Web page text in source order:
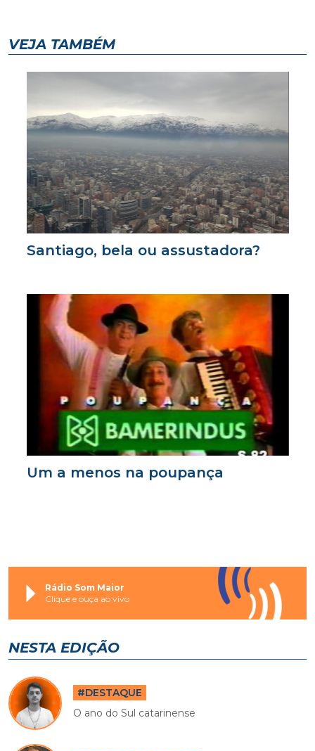
VEJA TAMBÉM
Santiago, bela ou assustadora?
Um a menos na poupança
Rádio Som Maior
Clique e ouça ao vivo
NESTA EDIÇÃO
#DESTAQUE
O ano do Sul catarinense